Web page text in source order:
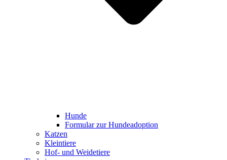
Hunde
Formular zur Hundeadoption
Katzen
Kleintiere
Hof- und Weidetiere